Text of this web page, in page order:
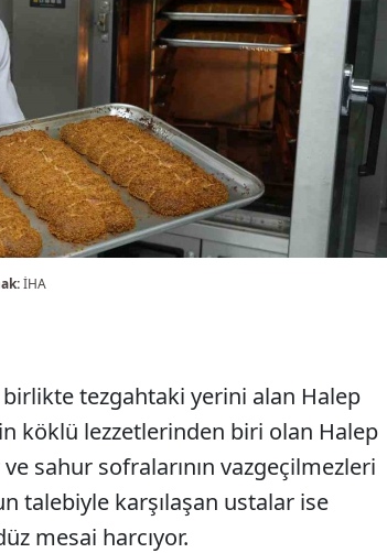
İHA
birlikte tezgahtaki yerini alan Halep
köklü lezzetlerinden biri olan Halep
sahur sofralarının vazgeçilmezleri
talebiyle karşılaşan ustalar ise
mesai harcıyor.